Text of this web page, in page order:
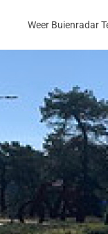
Weer Buienradar